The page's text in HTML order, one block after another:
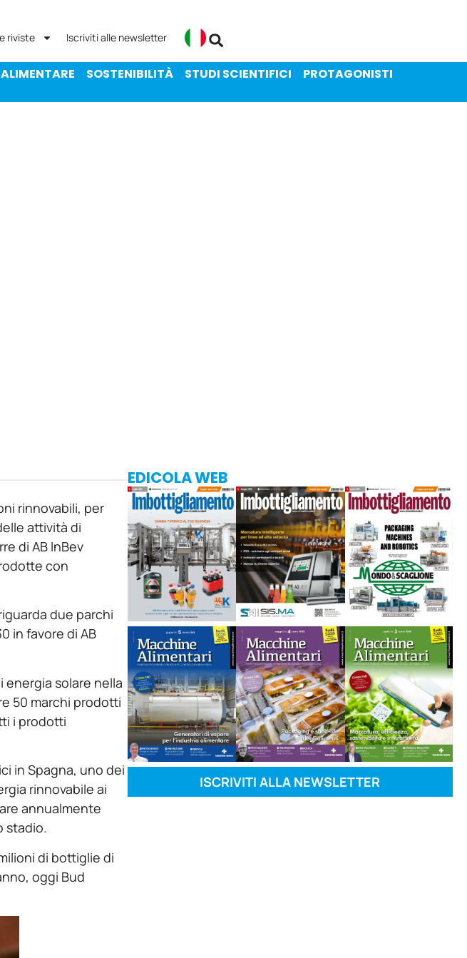
riviste Iscriviti alle newsletter
SOSTENIBILITÀ STUDI SCIENTIFICI
PROTAGONISTI
rinnovabili, per
attività di
di AB InBev
con
due parchi
in favore di AB
solare nella
50 marchi prodotti
i prodotti
in Spagna, uno dei
rinnovabile ai
annualmente
stadio.
di bottiglie di
oggi Bud
EDICOLA WEB
ISCRIVITI ALLA NEWSLETTER